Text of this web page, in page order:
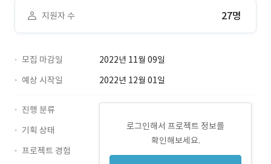
지원자 수 27명
모집 마감일
2022년 11월 09일
예상 시작일
2022년 12월 01일
로그인해서 프로젝트 정보를
확인해보세요.
진행 분류
기획 상태
프로젝트 경험